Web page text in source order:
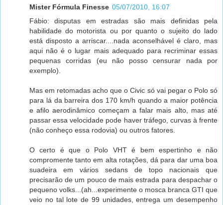
Mister Fórmula Finesse 05/07/2010, 16:07
Fábio: disputas em estradas são mais definidas pela
habilidade do motorista ou por quanto o sujeito do lado
está disposto a arriscar....nada aconselhável é claro, mas
aqui não é o lugar mais adequado para recriminar essas
pequenas corridas (eu não posso censurar nada por
exemplo).
Mas em retomadas acho que o Civic só vai pegar o Polo só
para lá da barreira dos 170 km/h quando a maior potência
e afilo aerodinâmico começam a falar mais alto, mas até
passar essa velocidade pode haver tráfego, curvas à frente
(não conheço essa rodovia) ou outros fatores.
O certo é que o Polo VHT é bem espertinho e não
compromente tanto em alta rotações, dá para dar uma boa
suadeira em vários sedans de topo nacionais que
precisarão de um pouco de mais estrada para despachar o
pequeno volks...(ah...experimente o mosca branca GTI que
veio no tal lote de 99 unidades, entrega um desempenho